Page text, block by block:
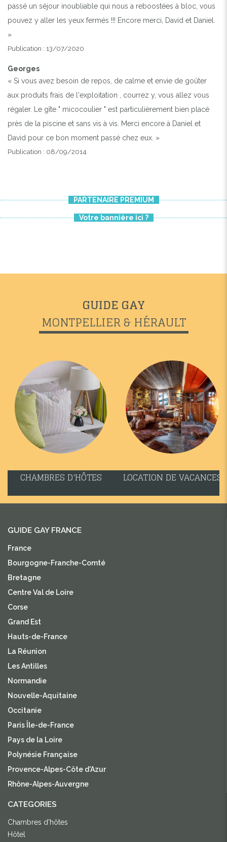
passé un séjour inoubliable qui nous a reboostées à bloc, vous
pouvez y aller les yeux fermés !!! Encore merci, David et Daniel.
»
Publication : 13/07/2020
Georges
« Si vous avez besoin de repos, de calme et envie de goûter
aux produits frais de l'exploitation , courrez y, vous allez vous
régaler. Le gîte " micocoulier " est particulièrement bien placé
près de la piscine et sans vis à vis. Merci encore à Daniel et
David pour ce bon moment passé chez eux. »
Publication : 08/09/2014
PARTENAIRE PREMIUM
Votre bannière ici ?
GUIDE GAY
MONTPELLIER & HÉRAULT
CHAMBRES D'HÔTES LOCATION DE VACANCES
GUIDE GAY FRANCE
France
Bourgogne-Franche-Comté
Bretagne
Centre Val de Loire
Corse
Grand Est
Hauts-de-France
La Réunion
Les Antilles
Normandie
Nouvelle-Aquitaine
Occitanie
Paris Île-de-France
Pays de la Loire
Polynésie Française
Provence-Alpes-Côte d'Azur
Rhône-Alpes-Auvergne
CATEGORIES
Chambres d'hôtes
Hôtel